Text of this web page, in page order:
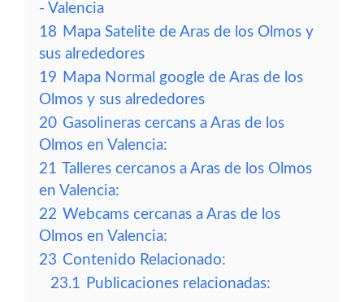
- Valencia
18 Mapa Satelite de Aras de los Olmos y
sus alrededores
19 Mapa Normal google de Aras de los
Olmos y sus alrededores
20 Gasolineras cercans a Aras de los
Olmos en Valencia:
21 Talleres cercanos a Aras de los Olmos
en Valencia:
22 Webcams cercanas a Aras de los
Olmos en Valencia:
23 Contenido Relacionado:
23.1 Publicaciones relacionadas: